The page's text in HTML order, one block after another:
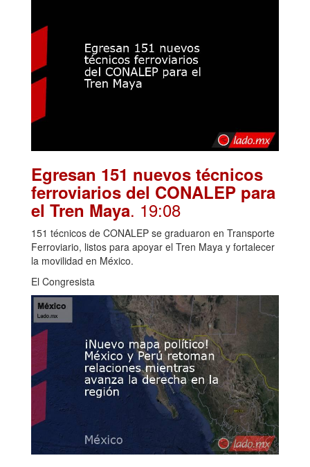
Egresan 151 nuevos técnicos
ferroviarios del CONALEP para
el Tren Maya. 19:08
151 técnicos de CONALEP se graduaron en Transporte
Ferroviario, listos para apoyar el Tren Maya y fortalecer
la movilidad en México.
El Congresista